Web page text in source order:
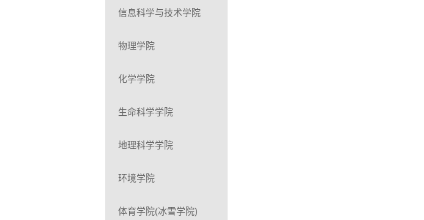
信息科学与技术学院
物理学院
化学学院
生命科学学院
地理科学学院
环境学院
体育学院(冰雪学院)